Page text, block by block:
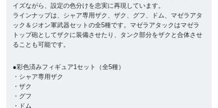
イズながら、設定の色分けを忠実に再現しています。
ラインナップは、シャア専用ザク、ザク、グフ、ドム、マゼラアタ
ック＆ジオン軍武器セットの全5種です。マゼラアタックはマゼラ
トップ砲としてザクに装備させたり、タンク部分をザクと合体させ
ることも可能です。
●彩色済みフィギュア1セット（全5種）
・シャア専用ザク
・ザク
・グフ
・ドム